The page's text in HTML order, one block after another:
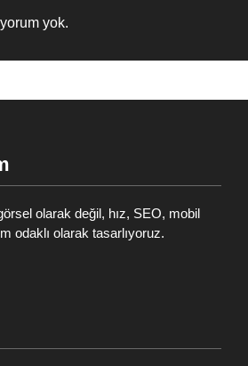
yok.
olarak değil, hız, SEO, mobil
odaklı olarak tasarlıyoruz.